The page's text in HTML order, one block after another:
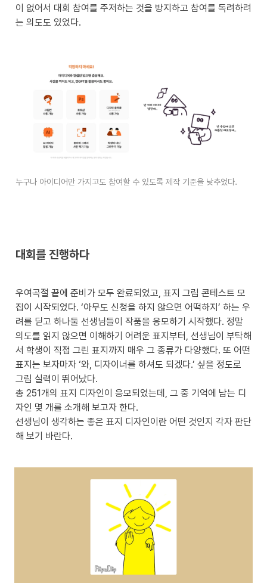
이 없어서 대회 참여를 주저하는 것을 방지하고 참여를 독려하려
는 의도도 있었다.
누구나 아이디어만 가지고도 참여할 수 있도록 제작 기준을 낮추었다.
대회를 진행하다
우여곡절 끝에 준비가 모두 완료되었고, 표지 그림 콘테스트 모
집이 시작되었다. ‘아무도 신청을 하지 않으면 어떡하지’ 하는 우
려를 딛고 하나둘 선생님들이 작품을 응모하기 시작했다. 정말
의도를 읽지 않으면 이해하기 어려운 표지부터, 선생님이 부탁해
서 학생이 직접 그린 표지까지 매우 그 종류가 다양했다. 또 어떤
표지는 보자마자 ‘와, 디자이너를 하셔도 되겠다.’ 싶을 정도로
그림 실력이 뛰어났다.
총 251개의 표지 디자인이 응모되었는데, 그 중 기억에 남는 디
자인 몇 개를 소개해 보고자 한다.
선생님이 생각하는 좋은 표지 디자인이란 어떤 것인지 각자 판단
해 보기 바란다.